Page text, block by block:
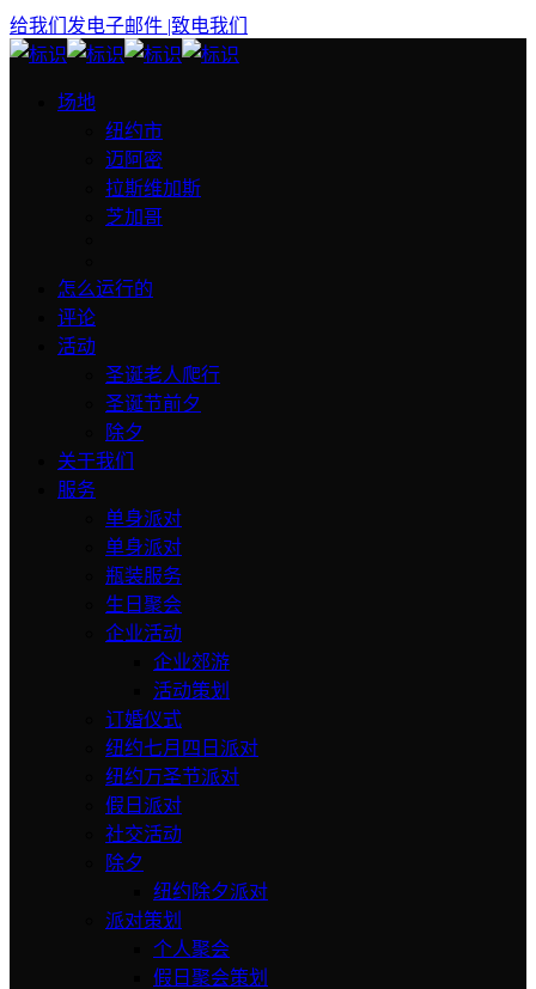
给我们发电子邮件 |致电我们
场地
纽约市
迈阿密
拉斯维加斯
芝加哥
怎么运行的
评论
活动
圣诞老人爬行
圣诞节前夕
除夕
关于我们
服务
单身派对
单身派对
瓶装服务
生日聚会
企业活动
企业郊游
活动策划
订婚仪式
纽约七月四日派对
纽约万圣节派对
假日派对
社交活动
除夕
纽约除夕派对
派对策划
个人聚会
假日聚会策划